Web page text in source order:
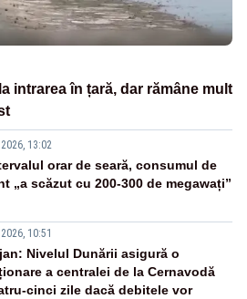
intrarea în țară, dar rămâne mult
13:02
orar de seară, consumul de
„a scăzut cu 200-300 de megawați”
10:51
Nivelul Dunării asigură o
a centralei de la Cernavodă
cinci zile dacă debitele vor